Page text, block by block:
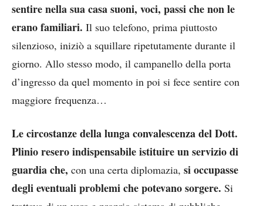
sentire nella sua casa suoni, voci, passi che non le
erano familiari. Il suo telefono, prima piuttosto
silenzioso, iniziò a squillare ripetutamente durante il
giorno. Allo stesso modo, il campanello della porta
d’ingresso da quel momento in poi si fece sentire con
maggiore frequenza…
Le circostanze della lunga convalescenza del Dott.
Plinio resero indispensabile istituire un servizio di
guardia che, con una certa diplomazia, si occupasse
degli eventuali problemi che potevano sorgere. Si